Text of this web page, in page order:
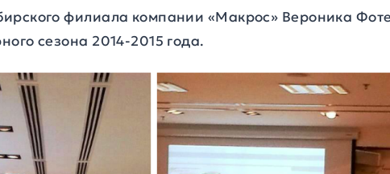
филиала компании «Макрос» Вероника
сезона 2014-2015 года.